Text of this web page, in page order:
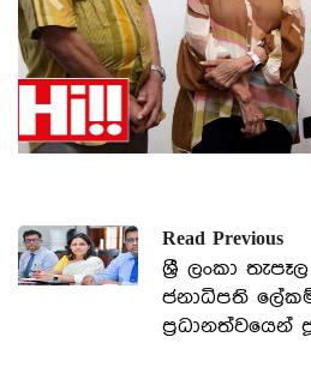
Previous
Read Previous
ශ්‍රී ලංකා
ජනාධිපති
ප්‍රධානත්වයෙන්